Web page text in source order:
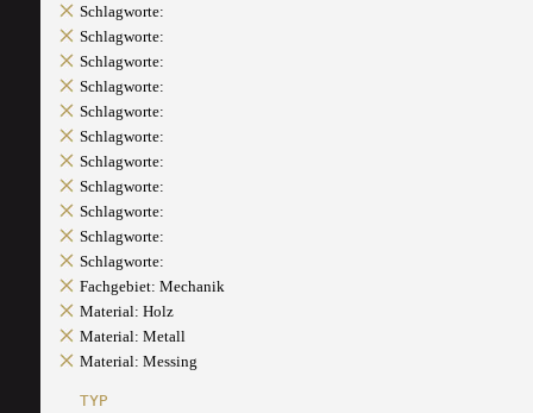
Schlagworte:
Schlagworte:
Schlagworte:
Schlagworte:
Schlagworte:
Schlagworte:
Schlagworte:
Schlagworte:
Schlagworte:
Schlagworte:
Schlagworte:
Fachgebiet: Mechanik
Material: Holz
Material: Metall
Material: Messing
TYP